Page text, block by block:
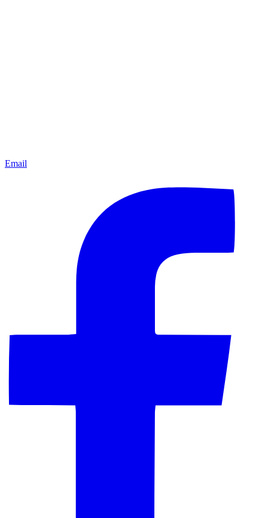
Email